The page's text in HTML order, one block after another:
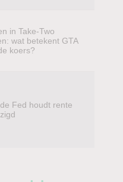
in Take-Two
wat betekent GTA
koers?
Fed houdt rente